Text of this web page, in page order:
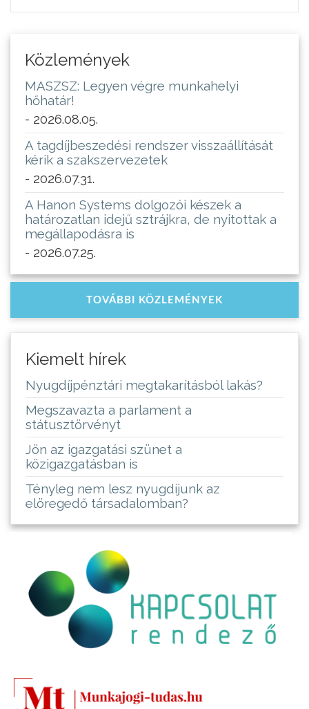
Közlemények
MASZSZ: Legyen végre munkahelyi
hőhatár!
- 2026.08.05.
A tagdíjbeszedési rendszer visszaállítását
kérik a szakszervezetek
- 2026.07.31.
A Hanon Systems dolgozói készek a
határozatlan idejű sztrájkra, de nyitottak a
megállapodásra is
- 2026.07.25.
TOVÁBBI KÖZLEMÉNYEK
Kiemelt hírek
Nyugdíjpénztári megtakarításból lakás?
Megszavazta a parlament a
státusztörvényt
Jön az igazgatási szünet a
közigazgatásban is
Tényleg nem lesz nyugdíjunk az
elöregedő társadalomban?